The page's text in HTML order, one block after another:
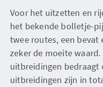
Voor het uitzetten en
het bekende bolletje-
twee routes, een bevat
zeker de moeite
uitbreidingen bedraagt
uitbreidingen zijn in